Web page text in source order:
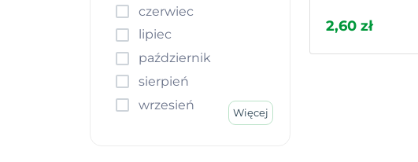
Driakiew
Drżączka
Dynia ozdobna
Dziewanna
Dziwaczek
czerwiec
lipiec
październik
sierpień
wrzesień
Więcej
2,60 zł